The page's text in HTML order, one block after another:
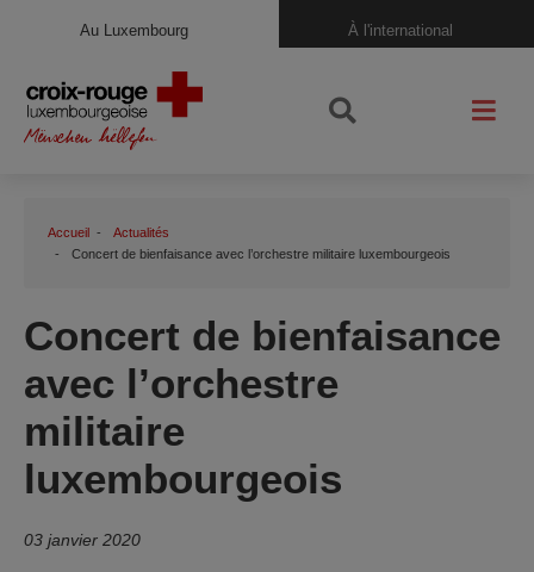
Au Luxembourg À l'international
Accueil
Actualités
Concert de bienfaisance avec l’orchestre militaire luxembourgeois
Concert de bienfaisance
avec l’orchestre
militaire
luxembourgeois
03 janvier 2020